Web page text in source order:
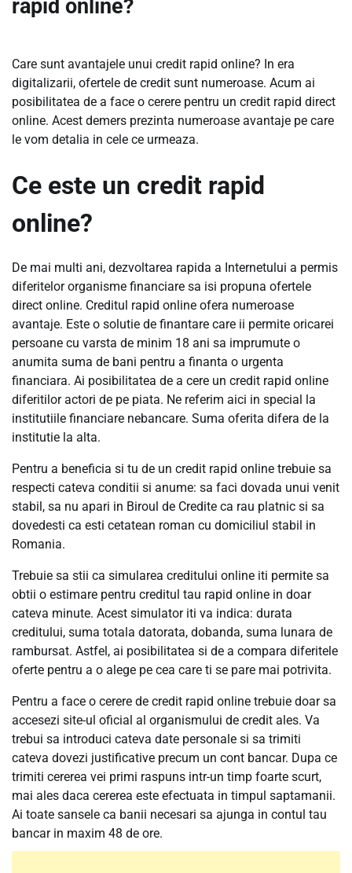
rapid online?
Care sunt avantajele unui credit rapid online? In era
digitalizarii, ofertele de credit sunt numeroase. Acum ai
posibilitatea de a face o cerere pentru un credit rapid direct
online. Acest demers prezinta numeroase avantaje pe care
le vom detalia in cele ce urmeaza.
Ce este un credit rapid
online?
De mai multi ani, dezvoltarea rapida a Internetului a permis
diferitelor organisme financiare sa isi propuna ofertele
direct online. Creditul rapid online ofera numeroase
avantaje. Este o solutie de finantare care ii permite oricarei
persoane cu varsta de minim 18 ani sa imprumute o
anumita suma de bani pentru a finanta o urgenta
financiara. Ai posibilitatea de a cere un credit rapid online
diferitilor actori de pe piata. Ne referim aici in special la
institutiile financiare nebancare. Suma oferita difera de la
institutie la alta.
Pentru a beneficia si tu de un credit rapid online trebuie sa
respecti cateva conditii si anume: sa faci dovada unui venit
stabil, sa nu apari in Biroul de Credite ca rau platnic si sa
dovedesti ca esti cetatean roman cu domiciliul stabil in
Romania.
Trebuie sa stii ca simularea creditului online iti permite sa
obtii o estimare pentru creditul tau rapid online in doar
cateva minute. Acest simulator iti va indica: durata
creditului, suma totala datorata, dobanda, suma lunara de
rambursat. Astfel, ai posibilitatea si de a compara diferitele
oferte pentru a o alege pe cea care ti se pare mai potrivita.
Pentru a face o cerere de credit rapid online trebuie doar sa
accesezi site-ul oficial al organismului de credit ales. Va
trebui sa introduci cateva date personale si sa trimiti
cateva dovezi justificative precum un cont bancar. Dupa ce
trimiti cererea vei primi raspuns intr-un timp foarte scurt,
mai ales daca cererea este efectuata in timpul saptamanii.
Ai toate sansele ca banii necesari sa ajunga in contul tau
bancar in maxim 48 de ore.